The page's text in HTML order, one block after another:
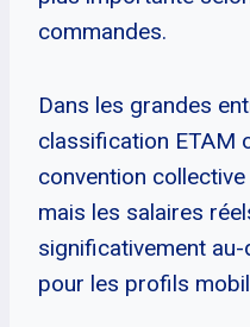
commandes.
Dans les grandes
classification ETAM
convention
mais les salaires
significativement
pour les profils